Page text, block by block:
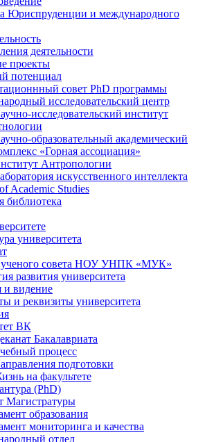
Юриспруденции и международного
деятельности
проекты
потенциал
совет PhD программы
исследовательский центр
исследовательский институт
образовательный академический
«Горная ассоциация»
Антропологии
искусственного интеллекта
Academic Studies
библиотека
университета
ученого совета НОУ УНПК «МУК»
развития университета
и видение
и реквизиты университета
ВК
Бакалавриата
процесс
подготовки
на факультете
(PhD)
Магистратуры
образования
мониторинга и качества
отдел